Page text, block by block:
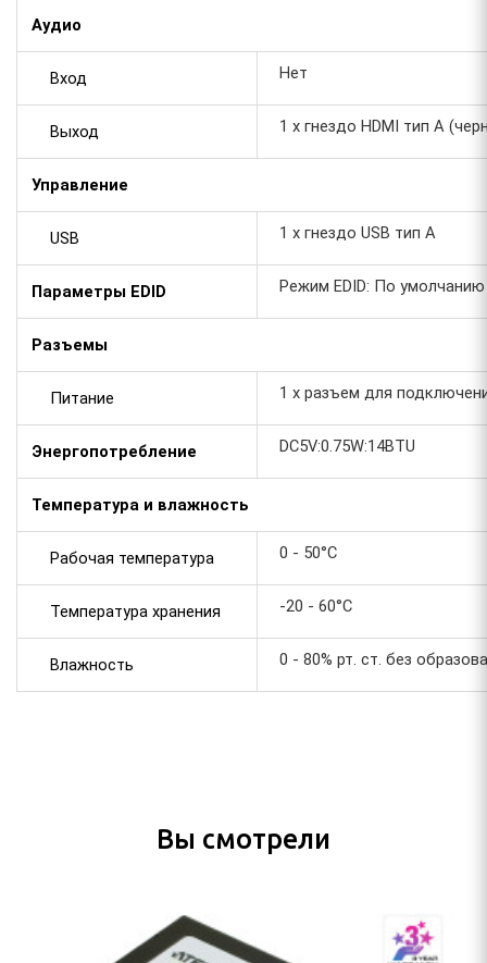
Аудио
Вход Нет
Выход 1 x гнездо HDMI тип А
Управление
USB 1 x гнездо USB тип А
Параметры EDID Режим EDID: По умолчанию
Разъемы
Питание 1 x разъем для
Энергопотребление DC5V:0.75W:14BTU
Температура и влажность
Рабочая температура 0 - 50°C
Температура хранения -20 - 60°C
Влажность 0 - 80% рт. ст. без
Вы смотрели